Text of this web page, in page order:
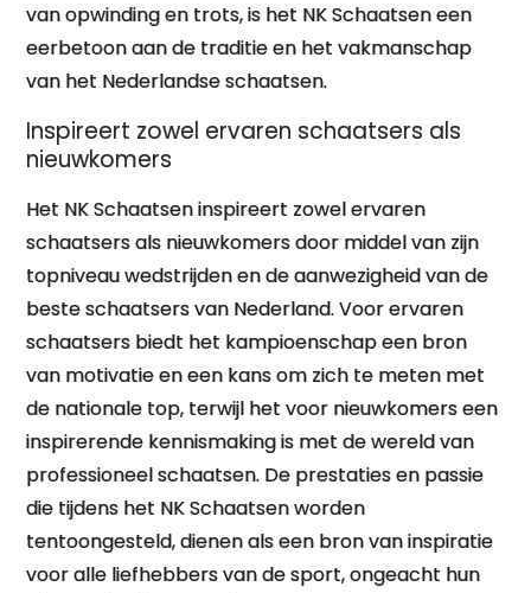
van opwinding en trots, is het NK Schaatsen een
eerbetoon aan de traditie en het vakmanschap
van het Nederlandse schaatsen.
Inspireert zowel ervaren schaatsers als
nieuwkomers
Het NK Schaatsen inspireert zowel ervaren
schaatsers als nieuwkomers door middel van zijn
topniveau wedstrijden en de aanwezigheid van de
beste schaatsers van Nederland. Voor ervaren
schaatsers biedt het kampioenschap een bron
van motivatie en een kans om zich te meten met
de nationale top, terwijl het voor nieuwkomers een
inspirerende kennismaking is met de wereld van
professioneel schaatsen. De prestaties en passie
die tijdens het NK Schaatsen worden
tentoongesteld, dienen als een bron van inspiratie
voor alle liefhebbers van de sport, ongeacht hun